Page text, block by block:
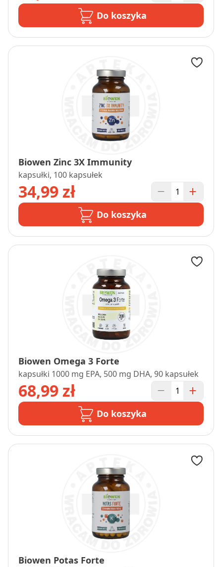
Do koszyka
Biowen Zinc 3X Immunity
kapsułki, 100 kapsułek
34,99 zł
Do koszyka
Biowen Omega 3 Forte
kapsułki 1000 mg EPA, 500 mg DHA, 90 kapsułek
68,99 zł
Do koszyka
Biowen Potas Forte